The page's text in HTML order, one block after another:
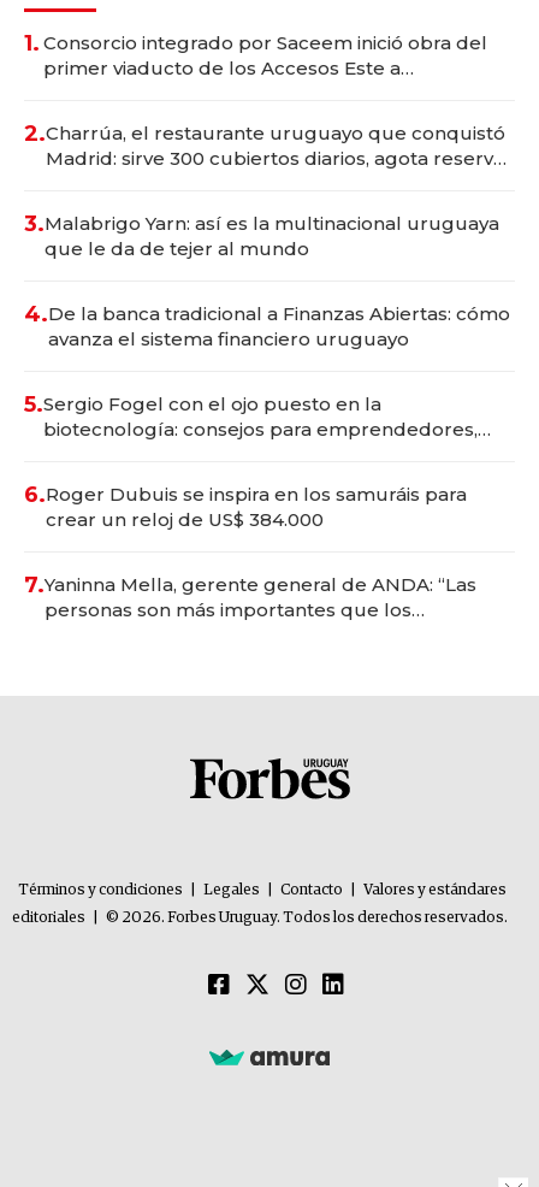
1. Consorcio integrado por Saceem inició obra del
primer viaducto de los Accesos Este a
2.Charrúa, el restaurante uruguayo que conquistó
Madrid: sirve 300 cubiertos diarios, agota reservas
3.Malabrigo Yarn: así es la multinacional uruguaya
que le da de tejer al mundo
4.De la banca tradicional a Finanzas Abiertas: cómo
avanza el sistema financiero uruguayo
5.Sergio Fogel con el ojo puesto en la
biotecnología: consejos para emprendedores,
6.Roger Dubuis se inspira en los samuráis para
crear un reloj de US$ 384.000
7.Yaninna Mella, gerente general de ANDA: “Las
personas son más importantes que los
Términos y condiciones Legales Contacto
Valores y estándares
editoriales
© 2026. Forbes Uruguay. Todos los derechos reservados.